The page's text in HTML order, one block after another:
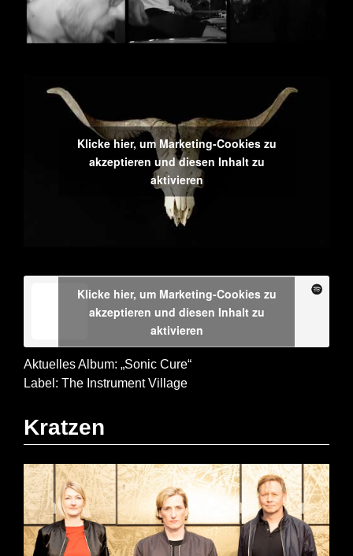
Klicke hier, um Marketing-Cookies zu
akzeptieren und diesen Inhalt zu
aktivieren
Klicke hier, um Marketing-Cookies zu
akzeptieren und diesen Inhalt zu
aktivieren
Aktuelles Album: „Sonic Cure“
Label: The Instrument Village
Kratzen